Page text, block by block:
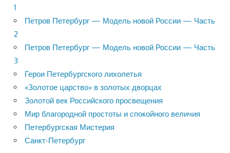
1
Петров Петербург — Модель новой России — Часть
2
Петров Петербург — Модель новой России — Часть
3
Герои Петербургского лихолетья
«Золотое царство» в золотых дворцах
Золотой век Российского просвещения
Мир благородной простоты и спокойного величия
Петербургская Мистерия
Санкт-Петербург